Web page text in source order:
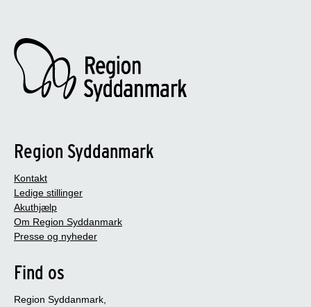
Region Syddanmark
Kontakt
Ledige stillinger
Akuthjælp
Om Region Syddanmark
Presse og nyheder
Find os
Region Syddanmark,